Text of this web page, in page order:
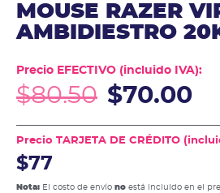
MOUSE RAZER
AMBIDIESTRO
Precio EFECTIVO (incluido IVA):
$80.50 $70.00
Precio TARJETA DE CRÉDITO
$77
Nota: El costo de envío no está incluido en el